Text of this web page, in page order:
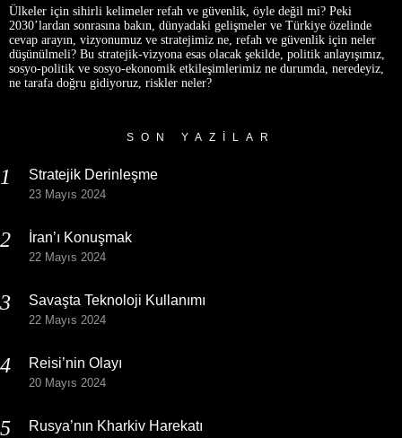
Ülkeler için sihirli kelimeler refah ve güvenlik, öyle değil mi? Peki
2030’lardan sonrasına bakın, dünyadaki gelişmeler ve Türkiye özelinde
cevap arayın, vizyonumuz ve stratejimiz ne, refah ve güvenlik için neler
düşünülmeli? Bu stratejik-vizyona esas olacak şekilde, politik anlayışımız,
sosyo-politik ve sosyo-ekonomik etkileşimlerimiz ne durumda, neredeyiz,
ne tarafa doğru gidiyoruz, riskler neler?
SON YAZILAR
Stratejik Derinleşme
23 Mayıs 2024
İran’ı Konuşmak
22 Mayıs 2024
Savaşta Teknoloji Kullanımı
22 Mayıs 2024
Reisi’nin Olayı
20 Mayıs 2024
Rusya’nın Kharkiv Harekatı